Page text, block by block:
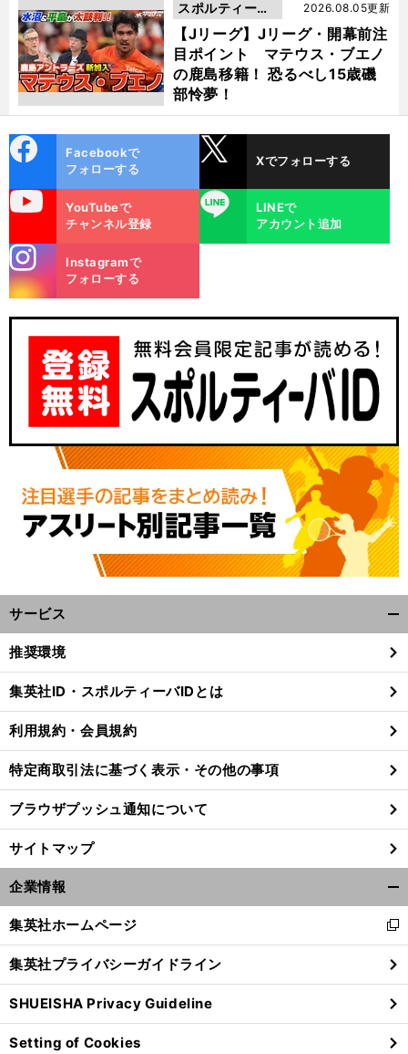
【Jリーグ】Jリーグ・開幕前注
目ポイント マテウス・ブエノ
の鹿島移籍！ 恐るべし15歳磯
部怜夢！
2026.08.05更新
スポルティーバ
動画
ok
Facebookで
フォローする
Xでフォローする
YouTubeで
チャンネル登録
LINE
LINEで
アカウント追加
m
Instagramで
フォローする
サービス
閉
る
推奨環境
集英社ID・スポルティーバIDとは
利用規約・会員規約
特定商取引法に基づく表示・その他の事項
ブラウザプッシュ通知について
サイトマップ
企業情報
閉
る
集英社ホームページ
新
し
い
ウ
ィ
ン
ド
集英社プライバシーガイドライン
SHUEISHA Privacy Guideline
Setting of Cookies